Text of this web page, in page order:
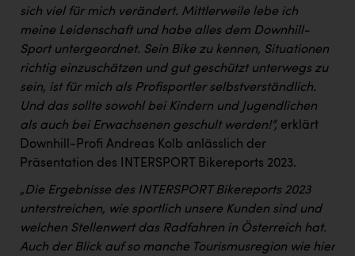
sich viel für mich verändert. Mittlerweile lebe ich
meine Leidenschaft und habe alles dem Downhill-
Sport untergeordnet. Sein Bike zu kennen, Situationen
richtig einzuschätzen und gut geschützt unterwegs zu
sein, ist für mich als Profisportler selbstverständlich.
Und das sollte sowohl bei Kindern und Jugendlichen
als auch bei Erwachsenen geschult werden!“, erklärt
Downhill-Profi Andreas Kolb anlässlich der
Präsentation des INTERSPORT Bikereports 2023.
„Die Ergebnisse des INTERSPORT Bikereports 2023
unterstreichen, wie sportlich unsere Kunden sind und
welchen Stellenwert das Radfahren in Österreich hat.
Auch der Blick auf so manche Tourismusregion wie hier